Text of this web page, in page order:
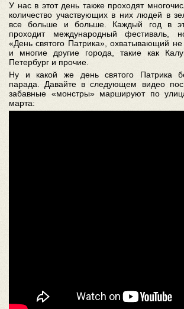
У нас в этот день также проходят
количество участвующих в них людей в
все больше и больше. Каждый год в
проходит международный фестиваль,
«День святого Патрика», охватывающий не
и многие другие города, такие как
Петербург и прочие.
Ну и какой же день святого Патрика
парада. Давайте в следующем видео
забавные «монстры» маршируют по
марта: